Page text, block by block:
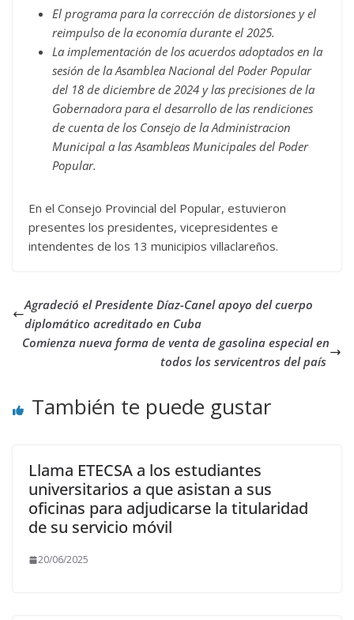
El programa para la corrección de distorsiones y el
reimpulso de la economía durante el 2025.
La implementación de los acuerdos adoptados en la
sesión de la Asamblea Nacional del Poder Popular
del 18 de diciembre de 2024 y las precisiones de la
Gobernadora para el desarrollo de las rendiciones
de cuenta de los Consejo de la Administracion
Municipal a las Asambleas Municipales del Poder
Popular.
En el Consejo Provincial del Popular, estuvieron
presentes los presidentes, vicepresidentes e
intendentes de los 13 municipios villaclareños.
Agradeció el Presidente Díaz-Canel apoyo del cuerpo
diplomático acreditado en Cuba
Comienza nueva forma de venta de gasolina especial en
todos los servicentros del país
También te puede gustar
Llama ETECSA a los estudiantes
universitarios a que asistan a sus
oficinas para adjudicarse la titularidad
de su servicio móvil
20/06/2025